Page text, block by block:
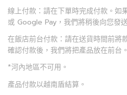
線上付款：請在下單時完成付款。如
或 Google Pay，我們將稍後向您發
在飯店前台付款：請在送貨時間前將
確認付款後，我們將把產品放在前台。
*河內地區不可用。
產品付款以越南盾結算。